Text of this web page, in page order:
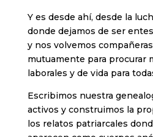
Y es desde ahí, desde la
donde dejamos de ser
y nos volvemos
mutuamente para procurar
laborales y de vida para
Escribimos nuestra
activos y construimos la
los relatos patriarcales